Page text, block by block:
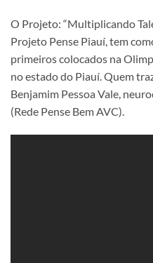
O Projeto: “Multiplicando
Projeto Pense Piauí, tem
primeiros colocados na
no estado do Piauí. Quem
Benjamim Pessoa Vale,
(Rede Pense Bem AVC).